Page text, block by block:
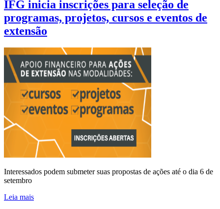
IFG inicia inscrições para seleção de
programas, projetos, cursos e eventos de
extensão
Interessados podem submeter suas propostas de ações até o dia 6 de
setembro
Leia mais